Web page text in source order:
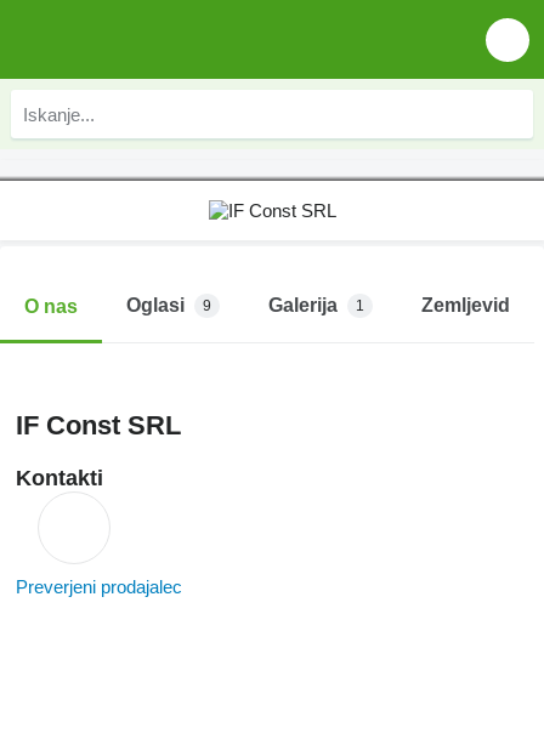
O nas Oglasi 9 Galerija 1 Zemljevid
IF Const SRL
Kontakti
Preverjeni prodajalec